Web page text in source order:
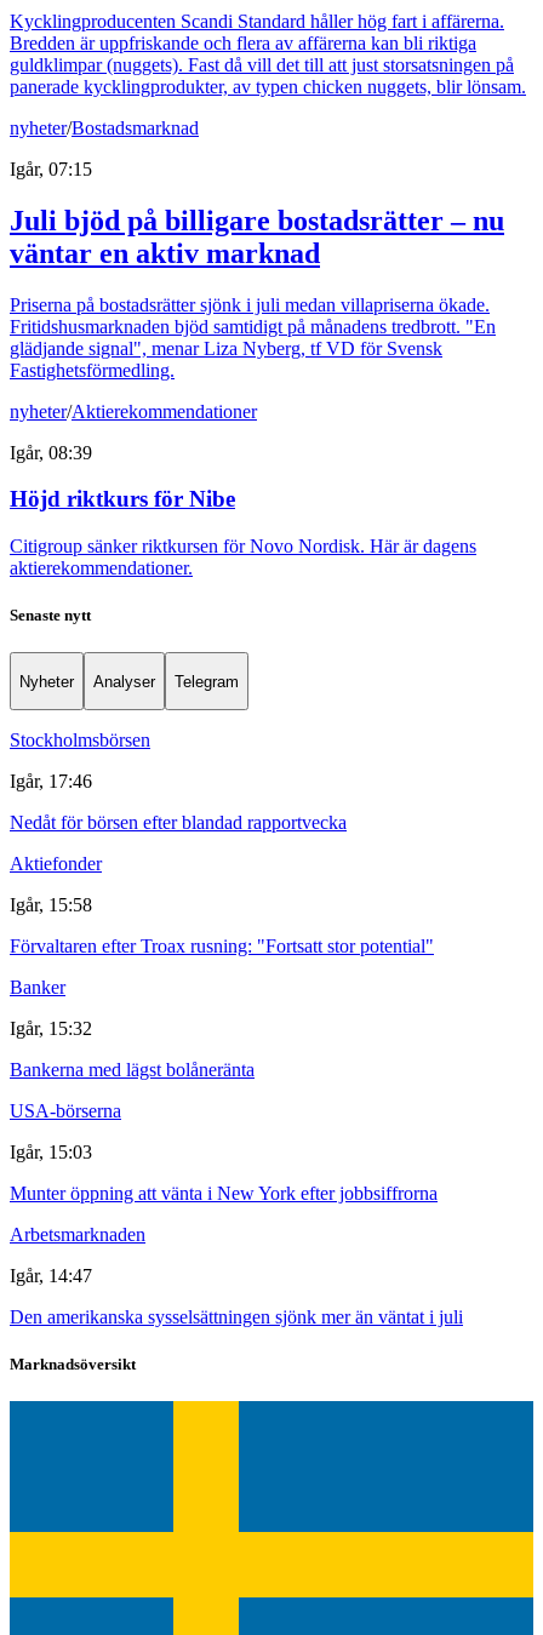
Kycklingproducenten Scandi Standard håller hög fart i affärerna.
Bredden är uppfriskande och flera av affärerna kan bli riktiga
guldklimpar (nuggets). Fast då vill det till att just storsatsningen på
panerade kycklingprodukter, av typen chicken nuggets, blir lönsam.
nyheter/Bostadsmarknad
Igår, 07:15
Juli bjöd på billigare bostadsrätter – nu
väntar en aktiv marknad
Priserna på bostadsrätter sjönk i juli medan villapriserna ökade.
Fritidshusmarknaden bjöd samtidigt på månadens tredbrott. "En
glädjande signal", menar Liza Nyberg, tf VD för Svensk
Fastighetsförmedling.
nyheter/Aktierekommendationer
Igår, 08:39
Höjd riktkurs för Nibe
Citigroup sänker riktkursen för Novo Nordisk. Här är dagens
aktierekommendationer.
Senaste nytt
Nyheter Analyser Telegram
Stockholmsbörsen
Igår, 17:46
Nedåt för börsen efter blandad rapportvecka
Aktiefonder
Igår, 15:58
Förvaltaren efter Troax rusning: "Fortsatt stor potential"
Banker
Igår, 15:32
Bankerna med lägst bolåneränta
USA-börserna
Igår, 15:03
Munter öppning att vänta i New York efter jobbsiffrorna
Arbetsmarknaden
Igår, 14:47
Den amerikanska sysselsättningen sjönk mer än väntat i juli
Marknadsöversikt